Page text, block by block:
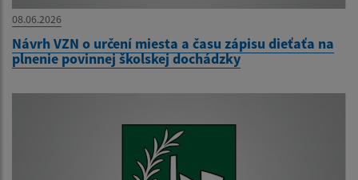
08.06.2026
Návrh VZN o určení miesta a času zápisu dieťaťa na
plnenie povinnej školskej dochádzky